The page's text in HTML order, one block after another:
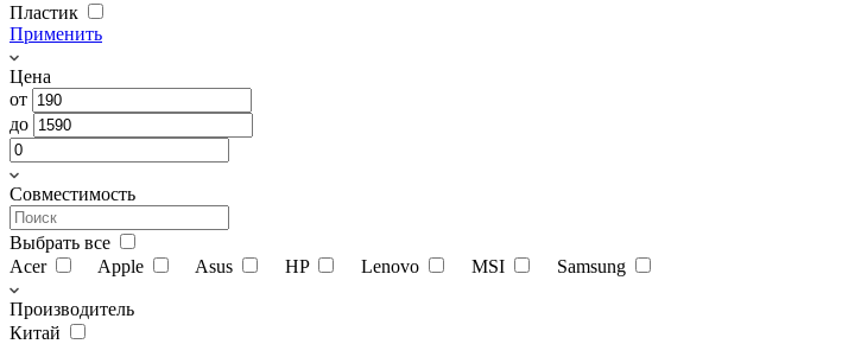
Пластик
Применить
Цена
от
до
Совместимость
Выбрать все
Acer
Apple Asus HP Lenovo MSI Samsung
Производитель
Китай